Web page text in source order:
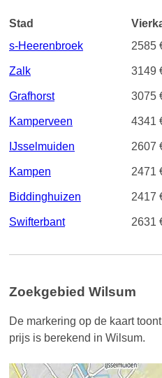
Stad
s-Heerenbroek
2585
Zalk 3149
Grafhorst 3075
Kamperveen 4341
IJsselmuiden 2607
Kampen 2471
Biddinghuizen 2417
Swifterbant 2631
Zoekgebied Wilsum
De markering op de kaart
prijs is berekend in Wilsum.